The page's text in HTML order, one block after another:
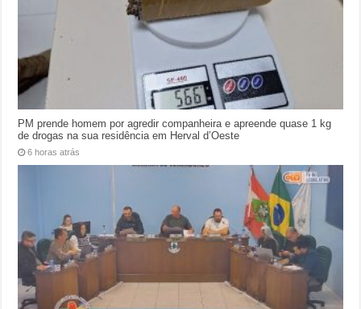
PM prende homem por agredir companheira e apreende quase 1 kg
de drogas na sua residência em Herval d’Oeste
6 horas atrás